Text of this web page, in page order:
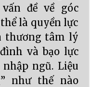
đề về góc
là quyền lực
thương tâm lý
và bạo lực
ngũ. Liệu
như thế nào